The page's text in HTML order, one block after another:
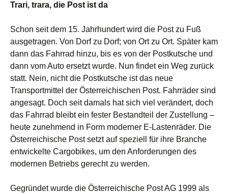
Trari, trara, die Post ist da
Schon seit dem 15. Jahrhundert wird die Post zu Fuß
ausgetragen. Von Dorf zu Dorf; von Ort zu Ort. Später kam
dann das Fahrrad hinzu, bis es von der Postkutsche und
dann vom Auto ersetzt wurde. Nun findet ein Weg zurück
statt. Nein, nicht die Postkutsche ist das neue
Transportmittel der Österreichischen Post. Fahrräder sind
angesagt. Doch seit damals hat sich viel verändert, doch
das Fahrrad bleibt ein fester Bestandteil der Zustellung –
heute zunehmend in Form moderner E-Lastenräder. Die
Österreichische Post setzt auf speziell für ihre Branche
entwickelte Cargobikes, um den Anforderungen des
modernen Betriebs gerecht zu werden.
Gegründet wurde die Österreichische Post AG 1999 als